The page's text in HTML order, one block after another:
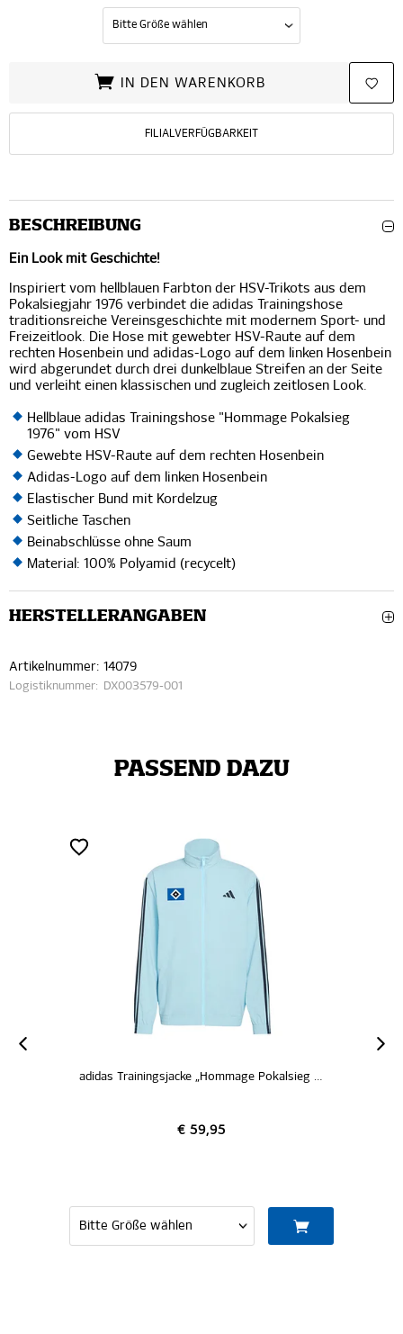
IN DEN WARENKORB
FILIALVERFÜGBARKEIT
BESCHREIBUNG
Ein Look mit Geschichte!
Inspiriert vom hellblauen Farbton der HSV-Trikots aus dem
Pokalsiegjahr 1976 verbindet die adidas Trainingshose
traditionsreiche Vereinsgeschichte mit modernem Sport- und
Freizeitlook. Die Hose mit gewebter HSV-Raute auf dem
rechten Hosenbein und adidas-Logo auf dem linken Hosenbein
wird abgerundet durch drei dunkelblaue Streifen an der Seite
und verleiht einen klassischen und zugleich zeitlosen Look.
Hellblaue adidas Trainingshose "Hommage Pokalsieg
1976" vom HSV
Gewebte HSV-Raute auf dem rechten Hosenbein
Adidas-Logo auf dem linken Hosenbein
Elastischer Bund mit Kordelzug
Seitliche Taschen
Beinabschlüsse ohne Saum
Material: 100% Polyamid (recycelt)
HERSTELLERANGABEN
Artikelnummer: 14079
Logistiknummer: DX003579-001
PASSEND DAZU
adidas T-Shirt „Hommage Pokalsieg